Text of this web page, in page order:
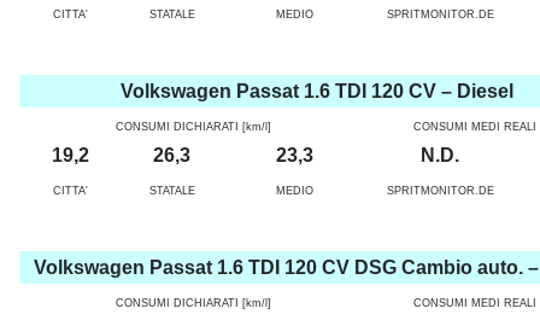
CITTA' STATALE MEDIO SPRITMONITOR.DE
Volkswagen Passat 1.6 TDI 120 CV – Diesel
CONSUMI DICHIARATI [km/l] CONSUMI MEDI REALI
19,2 26,3 23,3 N.D.
CITTA' STATALE MEDIO SPRITMONITOR.DE
Volkswagen Passat 1.6 TDI 120 CV DSG Cambio auto. –
CONSUMI DICHIARATI [km/l] CONSUMI MEDI REALI